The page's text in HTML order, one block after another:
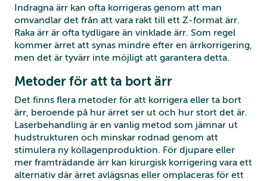
Indragna ärr kan ofta korrigeras genom att man
omvandlar det från att vara rakt till ett Z-format ärr.
Raka ärr är ofta tydligare än vinklade ärr. Som regel
kommer ärret att synas mindre efter en ärrkorrigering,
men det är tyvärr inte möjligt att garantera detta.
Metoder för att ta bort ärr
Det finns flera metoder för att korrigera eller ta bort
ärr, beroende på hur ärret ser ut och hur stort det är.
Laserbehandling är en vanlig metod som jämnar ut
hudstrukturen och minskar rodnad genom att
stimulera ny kollagenproduktion. För djupare eller
mer framträdande ärr kan kirurgisk korrigering vara ett
alternativ där ärret avlägsnas eller omplaceras för ett